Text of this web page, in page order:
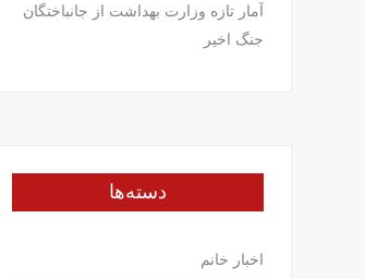
آمار تازه وزارت بهداشت از جانباختگان
جنگ اخیر
دسته‌ها
اخبار خانم